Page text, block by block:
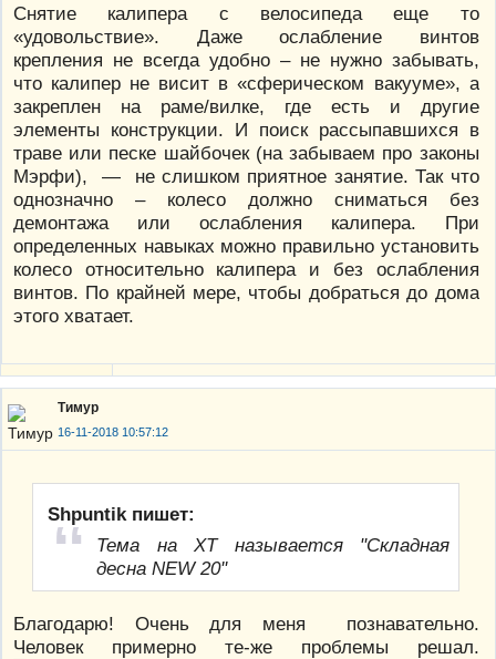
Снятие калипера с велосипеда еще то
«удовольствие». Даже ослабление винтов
крепления не всегда удобно – не нужно забывать,
что калипер не висит в «сферическом вакууме», а
закреплен на раме/вилке, где есть и другие
элементы конструкции. И поиск рассыпавшихся в
траве или песке шайбочек (на забываем про законы
Мэрфи), — не слишком приятное занятие. Так что
однозначно – колесо должно сниматься без
демонтажа или ослабления калипера. При
определенных навыках можно правильно установить
колесо относительно калипера и без ослабления
винтов. По крайней мере, чтобы добраться до дома
этого хватает.
Тимур
16-11-2018 10:57:12
Shpuntik пишет:
Тема на ХТ называется "Складная
десна NEW 20''
Благодарю! Очень для меня познавательно.
Человек примерно те-же проблемы решал.